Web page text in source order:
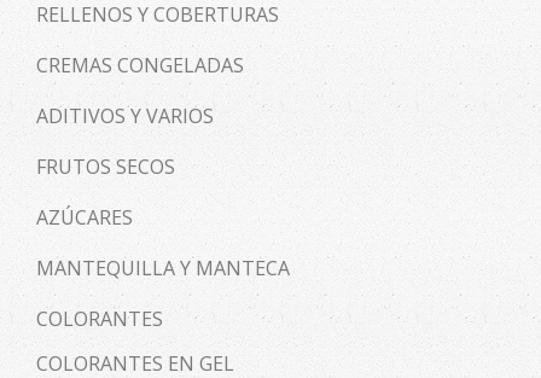
RELLENOS Y COBERTURAS
CREMAS CONGELADAS
ADITIVOS Y VARIOS
FRUTOS SECOS
AZÚCARES
MANTEQUILLA Y MANTECA
COLORANTES
COLORANTES EN GEL